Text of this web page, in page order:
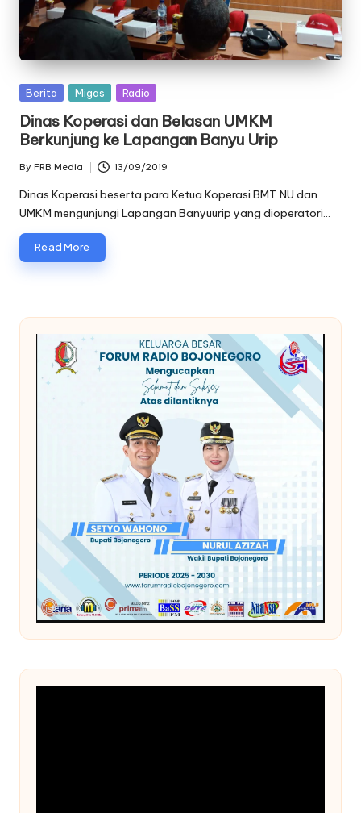
oj
o
n
e
g
o
r
o
Posted
Berita Migas Radio
Dinas Koperasi dan Belasan UMKM
Berkunjung ke Lapangan Banyu Urip
Posted
by
By FRB Media 13/09/2019
Dinas Koperasi beserta para Ketua Koperasi BMT NU dan
UMKM mengunjungi Lapangan Banyuurip yang dioperatori…
Read More